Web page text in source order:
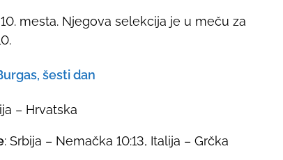
mesta. Njegova selekcija je u meču za
šesti dan
– Hrvatska
: Srbija – Nemačka 10:13, Italija – Grčka